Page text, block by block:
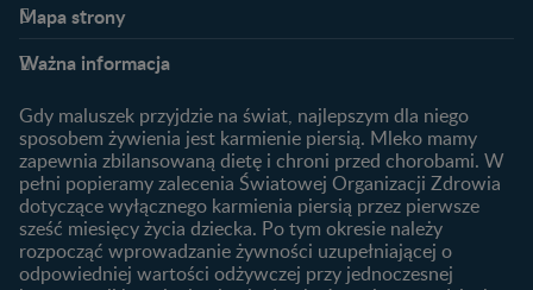
Kontakt
FAQ
Produkty
Wyszukiwarka produktów
Nasze marki
Mapa strony​
Plamienie implantacyjne –
Jak zaplanować płeć
dziecka?
Jak rozpoznać dni płodne?
Badania przed ciążą
Planowanie urlopu
macierzyńskiego
1. trymestr ciąży
2. trymestr ciąży
3. trymestr ciąży
Ważna informacja
Gdy maluszek przyjdzie na świat, najlepszym dla niego
sposobem żywienia jest karmienie piersią. Mleko mamy
zapewnia zbilansowaną dietę i chroni przed chorobami. W
pełni popieramy zalecenia Światowej Organizacji Zdrowia
dotyczące wyłącznego karmienia piersią przez pierwsze
sześć miesięcy życia dziecka. Po tym okresie należy
rozpocząć wprowadzanie żywności uzupełniającej o
odpowiedniej wartości odżywczej przy jednoczesnej